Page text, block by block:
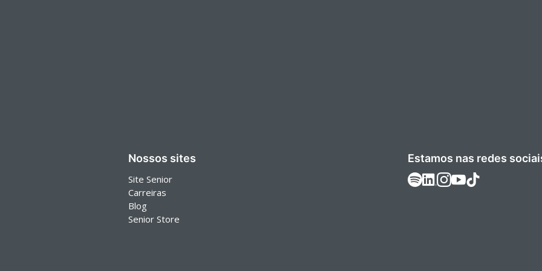
Nossos sites
Site Senior
Carreiras
Blog
Senior Store
Estamos nas redes